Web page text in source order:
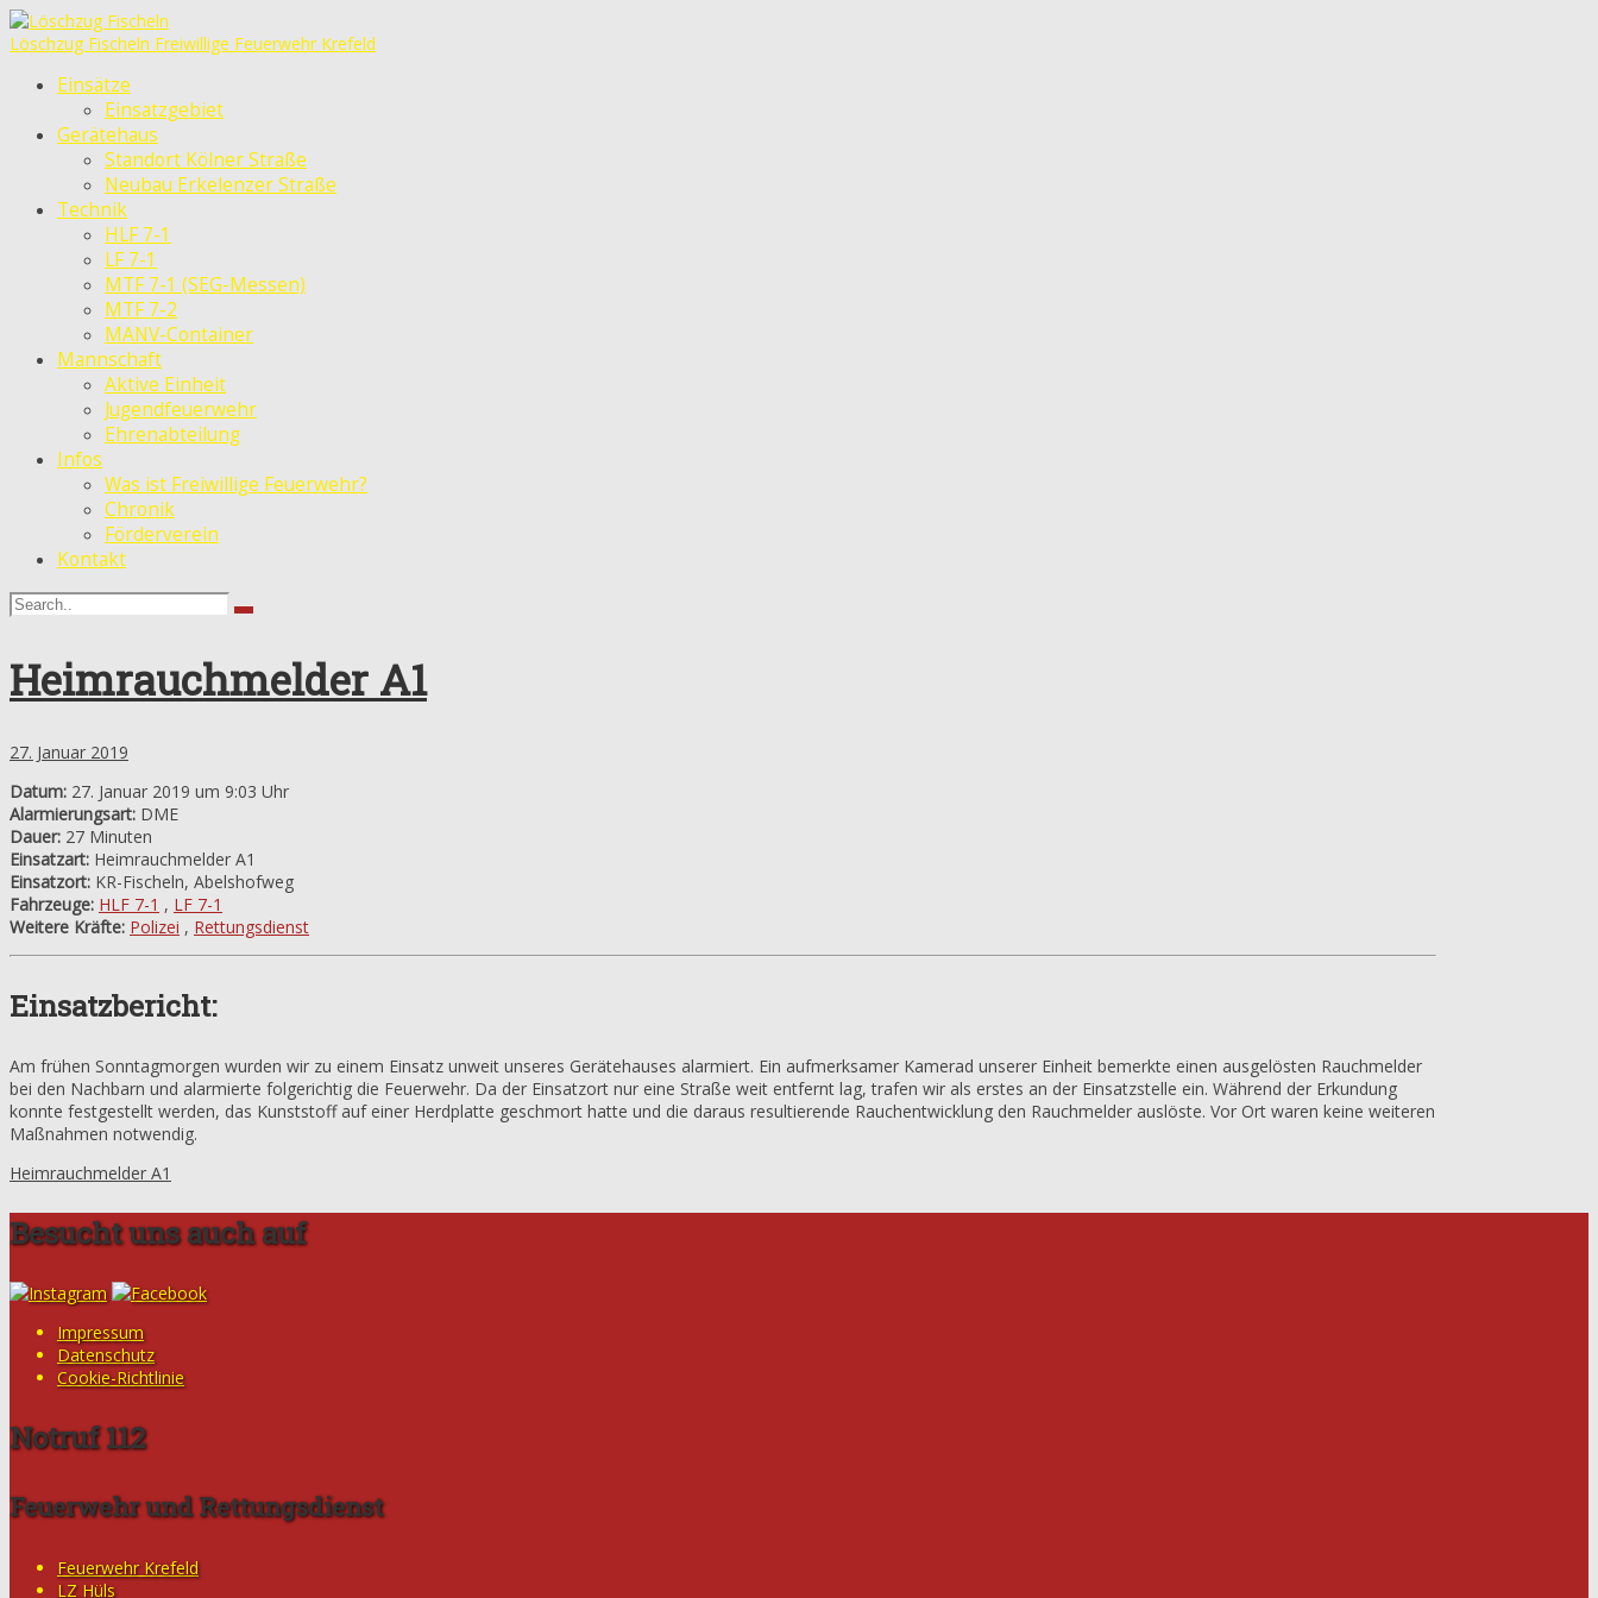
Löschzug Fischeln Freiwillige Feuerwehr Krefeld
Einsätze
Einsatzgebiet
Gerätehaus
Standort Kölner Straße
Neubau Erkelenzer Straße
Technik
HLF 7-1
LF 7-1
MTF 7-1 (SEG-Messen)
MTF 7-2
MANV-Container
Mannschaft
Aktive Einheit
Jugendfeuerwehr
Ehrenabteilung
Infos
Was ist Freiwillige Feuerwehr?
Chronik
Förderverein
Kontakt
Heimrauchmelder A1
27. Januar 2019
Datum: 27. Januar 2019 um 9:03 Uhr
Alarmierungsart: DME
Dauer: 27 Minuten
Einsatzart: Heimrauchmelder A1
Einsatzort: KR-Fischeln, Abelshofweg
Fahrzeuge: HLF 7-1 , LF 7-1
Weitere Kräfte: Polizei , Rettungsdienst
Einsatzbericht:
Am frühen Sonntagmorgen wurden wir zu einem Einsatz unweit unseres Gerätehauses alarmiert. Ein aufmerksamer Kamerad unserer Einheit bemerkte einen ausgelösten Rauchmelder
bei den Nachbarn und alarmierte folgerichtig die Feuerwehr. Da der Einsatzort nur eine Straße weit entfernt lag, trafen wir als erstes an der Einsatzstelle ein. Während der Erkundung
konnte festgestellt werden, das Kunststoff auf einer Herdplatte geschmort hatte und die daraus resultierende Rauchentwicklung den Rauchmelder auslöste. Vor Ort waren keine weiteren
Maßnahmen notwendig.
Heimrauchmelder A1
Besucht uns auch auf
Impressum
Datenschutz
Cookie-Richtlinie
Notruf 112
Feuerwehr und Rettungsdienst
Feuerwehr Krefeld
LZ Hüls